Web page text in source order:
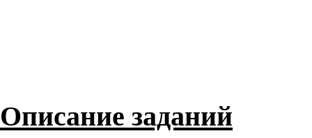
Описание заданий